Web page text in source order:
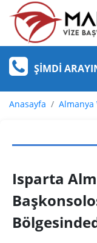
ŞIMDI
Anasayfa Almanya
Isparta